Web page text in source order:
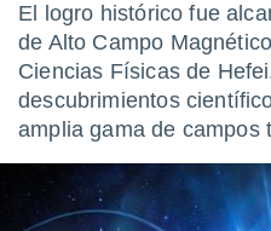
las
y
forma
digital
basada
El logro histórico fue
de Alto Campo
Ciencias Físicas de
descubrimientos
amplia gama de campos